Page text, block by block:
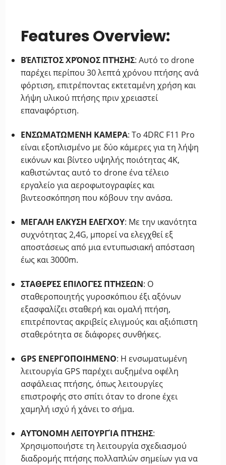
Features Overview:
ΒΈΛΤΙΣΤΟΣ ΧΡΌΝΟΣ ΠΤΉΣΗΣ: Αυτό το drone
παρέχει περίπου 30 λεπτά χρόνου πτήσης ανά
φόρτιση, επιτρέποντας εκτεταμένη χρήση και
λήψη υλικού πτήσης πριν χρειαστεί
επαναφόρτιση.
ΕΝΣΩΜΑΤΩΜΕΝΗ ΚΑΜΕΡΑ: Το 4DRC F11 Pro
είναι εξοπλισμένο με δύο κάμερες για τη λήψη
εικόνων και βίντεο υψηλής ποιότητας 4K,
καθιστώντας αυτό το drone ένα τέλειο
εργαλείο για αεροφωτογραφίες και
βιντεοσκόπηση που κόβουν την ανάσα.
ΜΕΓΑΛΗ ΕΛΚΥΣΗ ΕΛΕΓΧΟΥ: Με την ικανότητα
συχνότητας 2,4G, μπορεί να ελεγχθεί εξ
αποστάσεως από μια εντυπωσιακή απόσταση
έως και 3000m.
ΣΤΑΘΕΡΈΣ ΕΠΙΛΟΓΈΣ ΠΤΉΣΕΩΝ: Ο
σταθεροποιητής γυροσκόπιου έξι αξόνων
εξασφαλίζει σταθερή και ομαλή πτήση,
επιτρέποντας ακριβείς ελιγμούς και αξιόπιστη
σταθερότητα σε διάφορες συνθήκες.
GPS ΕΝΕΡΓΟΠΟΙΗΜΕΝΟ: Η ενσωματωμένη
λειτουργία GPS παρέχει αυξημένα οφέλη
ασφάλειας πτήσης, όπως λειτουργίες
επιστροφής στο σπίτι όταν το drone έχει
χαμηλή ισχύ ή χάνει το σήμα.
ΑΥΤΌΝΟΜΗ ΛΕΙΤΟΥΡΓΊΑ ΠΤΉΣΗΣ:
Χρησιμοποιήστε τη λειτουργία σχεδιασμού
διαδρομής πτήσης πολλαπλών σημείων για να